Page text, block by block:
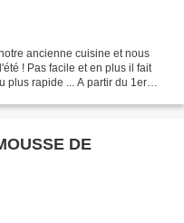
ancienne cuisine et nous
! Pas facile et en plus il fait
plus rapide ... A partir du 1er
DE